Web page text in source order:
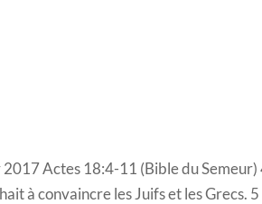
Actes 18:4-11 (Bible du Semeur)
à convaincre les Juifs et les Grecs. 5